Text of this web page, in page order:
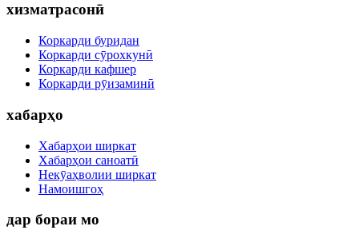
хизматрасонӣ
Коркарди буридан
Коркарди сӯрохкунӣ
Коркарди кафшер
Коркарди рӯизаминӣ
хабарҳо
Хабарҳои ширкат
Хабарҳои саноатӣ
Некӯаҳволии ширкат
Намоишгоҳ
дар бораи мо